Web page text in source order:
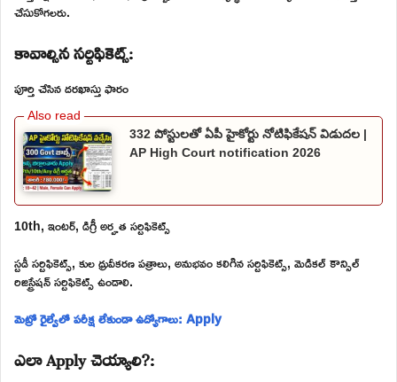
చేసుకోగలరు.
కావాల్సిన సర్టిఫికెట్స్:
పూర్తి చేసిన దరఖాస్తు ఫారం
332 పోస్టులతో ఏపీ హైకోర్టు నోటిఫికేషన్ విడుదల |
AP High Court notification 2026
10th, ఇంటర్, డిగ్రీ అర్హత సర్టిఫికెట్స్
స్టడీ సర్టిఫికెట్స్, కుల ధ్రువీకరణ పత్రాలు, అనుభవం కలిగిన సర్టిఫికెట్స్, మెడికల్ కౌన్సిల్
రిజిస్ట్రేషన్ సర్టిఫికెట్స్ ఉండాలి.
మెట్రో రైల్వేలో పరీక్ష లేకుండా ఉద్యోగాలు: Apply
ఎలా Apply చెయ్యాలి?: